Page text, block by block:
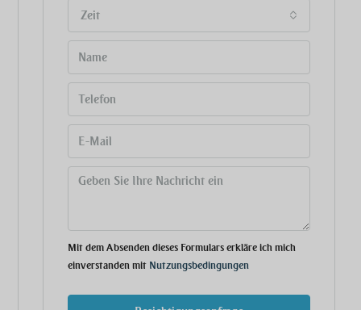
Zeit
Mit dem Absenden dieses Formulars erkläre ich mich
einverstanden mit Nutzungsbedingungen